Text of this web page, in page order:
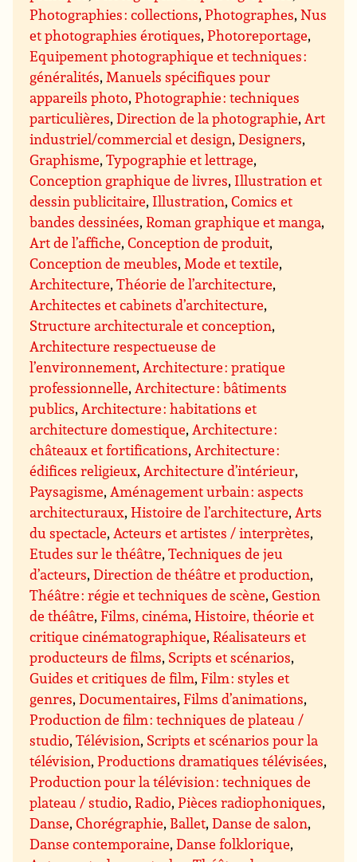
Photographies : collections,Photographes,Nus
et photographies érotiques,Photoreportage,
Equipement photographique et techniques :
généralités,Manuels spécifiques pour
appareils photo,Photographie : techniques
particulières,Direction de la photographie,Art
industriel/commercial et design,Designers,
Graphisme,Typographie et lettrage,
Conception graphique de livres, Illustration et
dessin publicitaire, Illustration,Comics et
bandes dessinées,Roman graphique et manga,
Art de l’affiche,Conception de produit,
Conception de meubles,Mode et textile,
Architecture,Théorie de l’architecture,
Architectes et cabinets d’architecture,
Structure architecturale et conception,
Architecture respectueuse de
l’environnement,Architecture : pratique
professionnelle,Architecture : bâtiments
publics,Architecture : habitations et
architecture domestique,Architecture :
châteaux et fortifications,Architecture :
édifices religieux,Architecture d’intérieur,
Paysagisme,Aménagement urbain : aspects
architecturaux,Histoire de l’architecture,Arts
du spectacle,Acteurs et artistes / interprètes,
Etudes sur le théâtre,Techniques de jeu
d’acteurs,Direction de théâtre et production,
Théâtre : régie et techniques de scène,Gestion
de théâtre,Films, cinéma,Histoire, théorie et
critique cinématographique,Réalisateurs et
producteurs de films, Scripts et scénarios,
Guides et critiques de film,Film : styles et
genres,Documentaires,Films d’animations,
Production de film : techniques de plateau /
studio,Télévision, Scripts et scénarios pour la
télévision,Productions dramatiques télévisées,
Production pour la télévision : techniques de
plateau / studio,Radio,Pièces radiophoniques,
Danse,Chorégraphie, Ballet,Danse de salon,
Danse contemporaine,Danse folklorique,